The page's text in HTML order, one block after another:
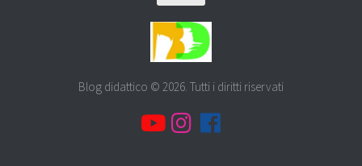
Blog didattico © 2026. Tutti i diritti riservati